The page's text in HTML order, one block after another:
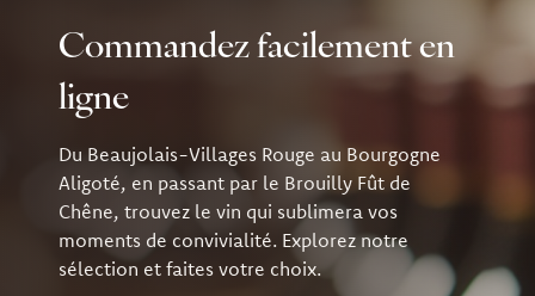
Commandez facilement en
ligne
Du Beaujolais-Villages Rouge au Bourgogne
Aligoté, en passant par le Brouilly Fût de
Chêne, trouvez le vin qui sublimera vos
moments de convivialité. Explorez notre
sélection et faites votre choix.